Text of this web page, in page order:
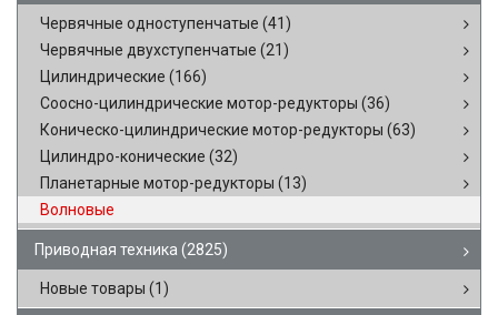
Червячные одноступенчатые (41)
Червячные двухступенчатые (21)
Цилиндрические (166)
Соосно-цилиндрические мотор-редукторы (36)
Коническо-цилиндрические мотор-редукторы (63)
Цилиндро-конические (32)
Планетарные мотор-редукторы (13)
Волновые
Приводная техника (2825)
Новые товары (1)